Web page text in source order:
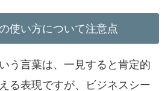
使い方について注意点
う言葉は、一見すると肯定的
る表現ですが、ビジネスシー